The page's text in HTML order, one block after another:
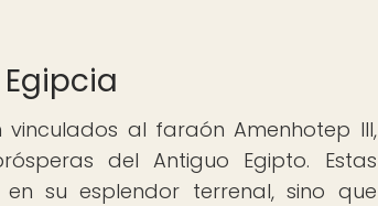
al faraón Amenhotep III,
del Antiguo Egipto. Estas
su esplendor terrenal, sino que